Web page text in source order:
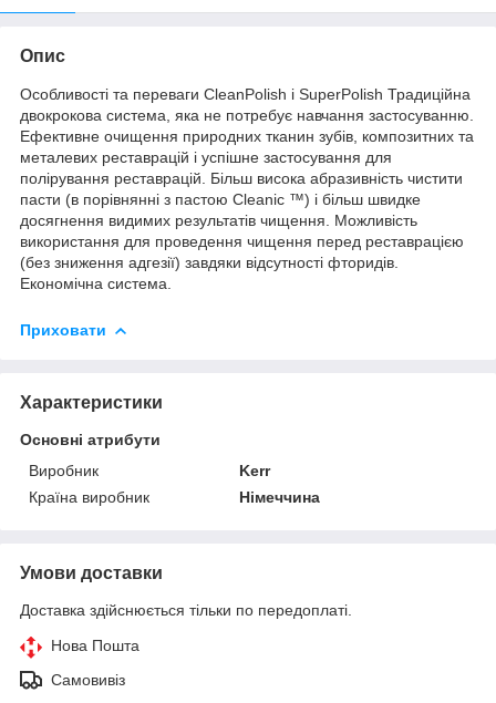
Опис
Особливості та переваги CleanPolish і SuperPolish Традиційна
двокрокова система, яка не потребує навчання застосуванню.
Ефективне очищення природних тканин зубів, композитних та
металевих реставрацій і успішне застосування для
полірування реставрацій. Більш висока абразивність чистити
пасти (в порівнянні з пастою Cleanic ™) і більш швидке
досягнення видимих результатів чищення. Можливість
використання для проведення чищення перед реставрацією
(без зниження адгезії) завдяки відсутності фторидів.
Економічна система.
Приховати
Характеристики
Основні атрибути
Виробник
Kerr
Країна виробник
Німеччина
Умови доставки
Доставка здійснюється тільки по передоплаті.
Нова Пошта
Самовивіз